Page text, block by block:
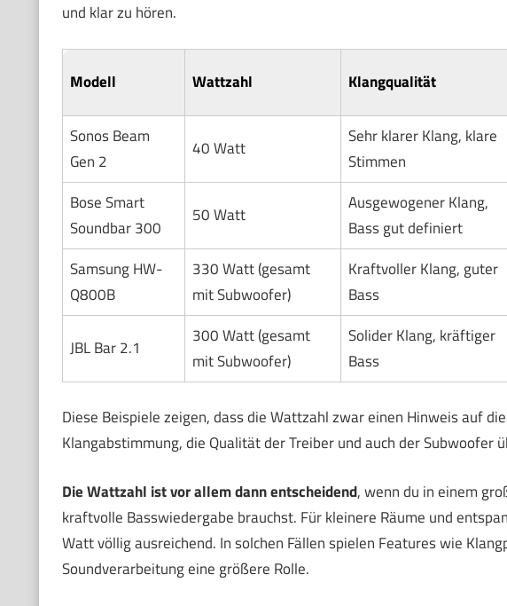
und klar zu hören.
Modell Wattzahl Klangqualität
Sonos Beam
Gen 2
40 Watt
Sehr klarer Klang, klare
Stimmen
Bose Smart
Soundbar 300
50 Watt
Ausgewogener Klang,
Bass gut definiert
Samsung HW-
Q800B
330 Watt (gesamt
mit Subwoofer)
Kraftvoller Klang, guter
Bass
JBL Bar 2.1
300 Watt (gesamt
mit Subwoofer)
Solider Klang, kräftiger
Bass
Diese Beispiele zeigen, dass die Wattzahl zwar einen Hinweis auf
Klangabstimmung, die Qualität der Treiber und auch der Subwoofer
Die Wattzahl ist vor allem dann entscheidend, wenn du in einem
kraftvolle Basswiedergabe brauchst. Für kleinere Räume und
Watt völlig ausreichend. In solchen Fällen spielen Features wie
Soundverarbeitung eine größere Rolle.